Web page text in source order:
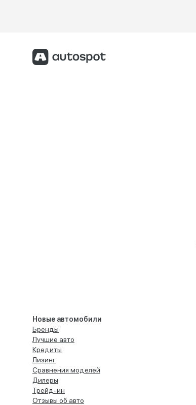
Новые автомобили
Бренды
Лучшие авто
Кредиты
Лизинг
Сравнения моделей
Дилеры
Трейд-ин
Отзывы об авто